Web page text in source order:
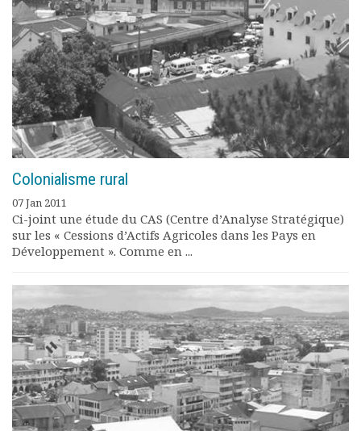
Colonialisme rural
07 Jan 2011
Ci-joint une étude du CAS (Centre d’Analyse Stratégique)
sur les « Cessions d’Actifs Agricoles dans les Pays en
Développement ». Comme en ...